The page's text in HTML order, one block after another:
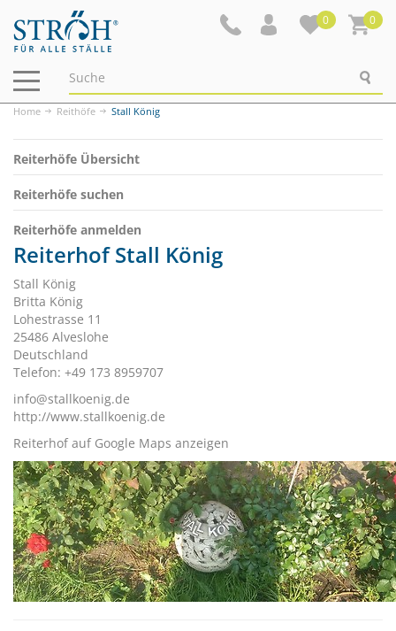
0 0
Navigation
ein-/ausblenden
Home Reithöfe Stall König
Reiterhöfe Übersicht
Reiterhöfe suchen
Reiterhöfe anmelden
Reiterhof Stall König
Stall König
Britta König
Lohestrasse 11
25486 Alveslohe
Deutschland
Telefon: +49 173 8959707
info@stallkoenig.de
http://www.stallkoenig.de
Reiterhof auf Google Maps anzeigen